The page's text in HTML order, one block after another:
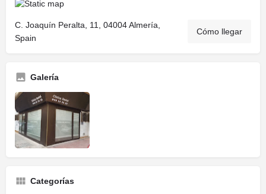
C. Joaquín Peralta, 11, 04004 Almería,
Spain
Cómo llegar
Galería
Categorías